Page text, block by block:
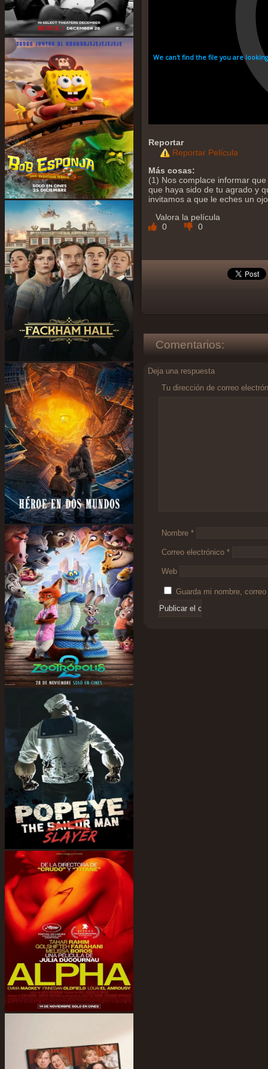
Reportar
Reportar Película
Más cosas:
(1) Nos complace informar
que haya sido de tu agrado y
invitamos a que le eches un
Valora la película
0
0
Comentarios:
Deja una respuesta
Tu dirección de correo
Nombre *
Correo electrónico *
Web
Guarda mi nombre,